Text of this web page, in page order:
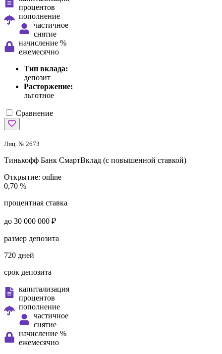
процентов
пополнение
частичное
снятие
начисление %
ежемесячно
Тип вклада:
депозит
Расторжение:
льготное
Сравнение
Лиц. № 2673
Тинькофф Банк СмартВклад (с повышенной ставкой)
Открытие: online
0,70 %
процентная ставка
до 30 000 000 ₽
размер депозита
720 дней
срок депозита
капитализация
процентов
пополнение
частичное
снятие
начисление %
ежемесячно